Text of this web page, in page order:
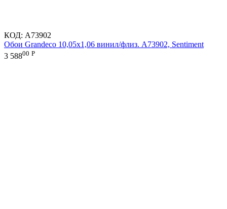
КОД: A73902
Обои Grandeco 10,05х1,06 винил/флиз. A73902, Sentiment
3 58800 Р